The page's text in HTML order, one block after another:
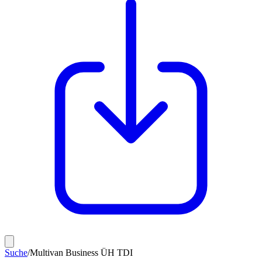
Suche/Multivan Business ÜH TDI